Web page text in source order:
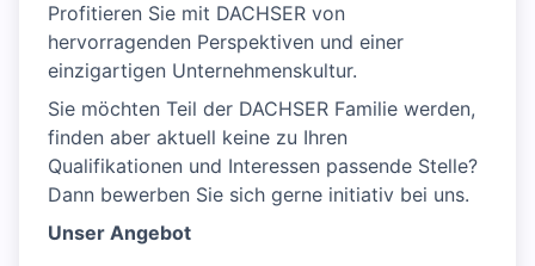
Profitieren Sie mit DACHSER von
hervorragenden Perspektiven und einer
einzigartigen Unternehmenskultur.
Sie möchten Teil der DACHSER Familie werden,
finden aber aktuell keine zu Ihren
Qualifikationen und Interessen passende Stelle?
Dann bewerben Sie sich gerne initiativ bei uns.
Unser Angebot